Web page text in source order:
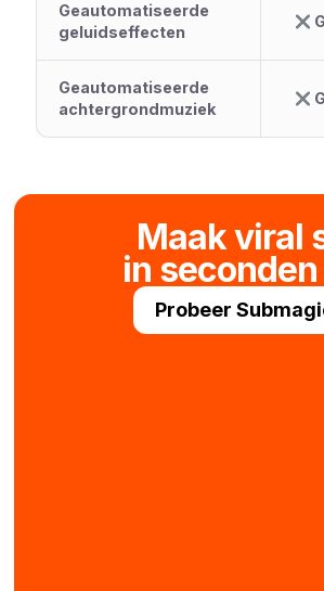
Geautomatiseerde
geluidseffecten
Geautomatiseerde
achtergrondmuziek
Maak viral
in
Probeer